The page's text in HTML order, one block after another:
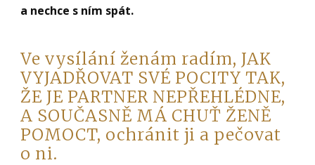
a nechce s ním spát.
Ve vysílání ženám radím, JAK
VYJADŘOVAT SVÉ POCITY TAK,
ŽE JE PARTNER NEPŘEHLÉDNE,
A SOUČASNĚ MÁ CHUŤ ŽENĚ
POMOCT, ochránit ji a pečovat
o ni.